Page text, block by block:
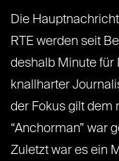
Die
RTE werden seit
deshalb Minute für
knallharter
der Fokus gilt dem
“Anchorman” war
Zuletzt war es ein